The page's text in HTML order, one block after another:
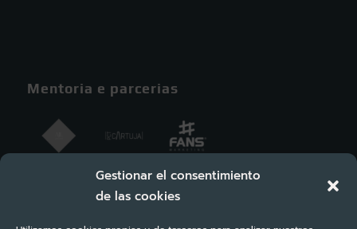
Gestionar el consentimiento
de las cookies
Mentoria e parcerias